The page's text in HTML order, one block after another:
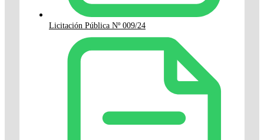
Licitación Pública Nº 009/24